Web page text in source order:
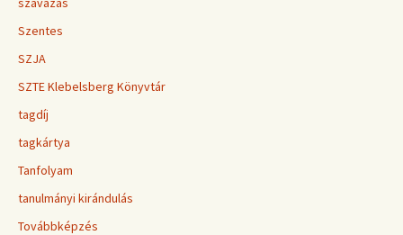
Szentes
SZJA
SZTE Klebelsberg Könyvtár
tagdíj
tagkártya
Tanfolyam
tanulmányi kirándulás
Továbbképzés